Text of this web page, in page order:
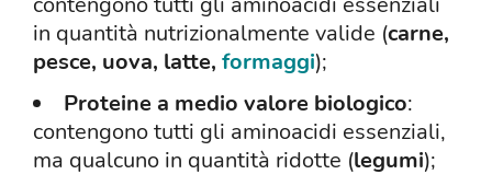
in quantità nutrizionalmente valide (carne,
pesce, uova, latte, formaggi);
Proteine a medio valore biologico:
contengono tutti gli aminoacidi essenziali,
ma qualcuno in quantità ridotte (legumi);